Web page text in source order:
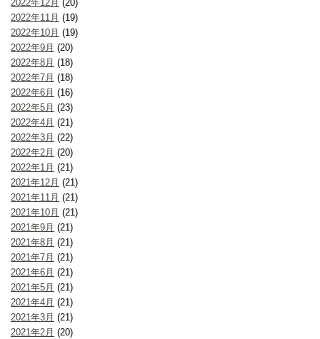
2022年12月 (20)
2022年11月 (19)
2022年10月 (19)
2022年9月 (20)
2022年8月 (18)
2022年7月 (18)
2022年6月 (16)
2022年5月 (23)
2022年4月 (21)
2022年3月 (22)
2022年2月 (20)
2022年1月 (21)
2021年12月 (21)
2021年11月 (21)
2021年10月 (21)
2021年9月 (21)
2021年8月 (21)
2021年7月 (21)
2021年6月 (21)
2021年5月 (21)
2021年4月 (21)
2021年3月 (21)
2021年2月 (20)